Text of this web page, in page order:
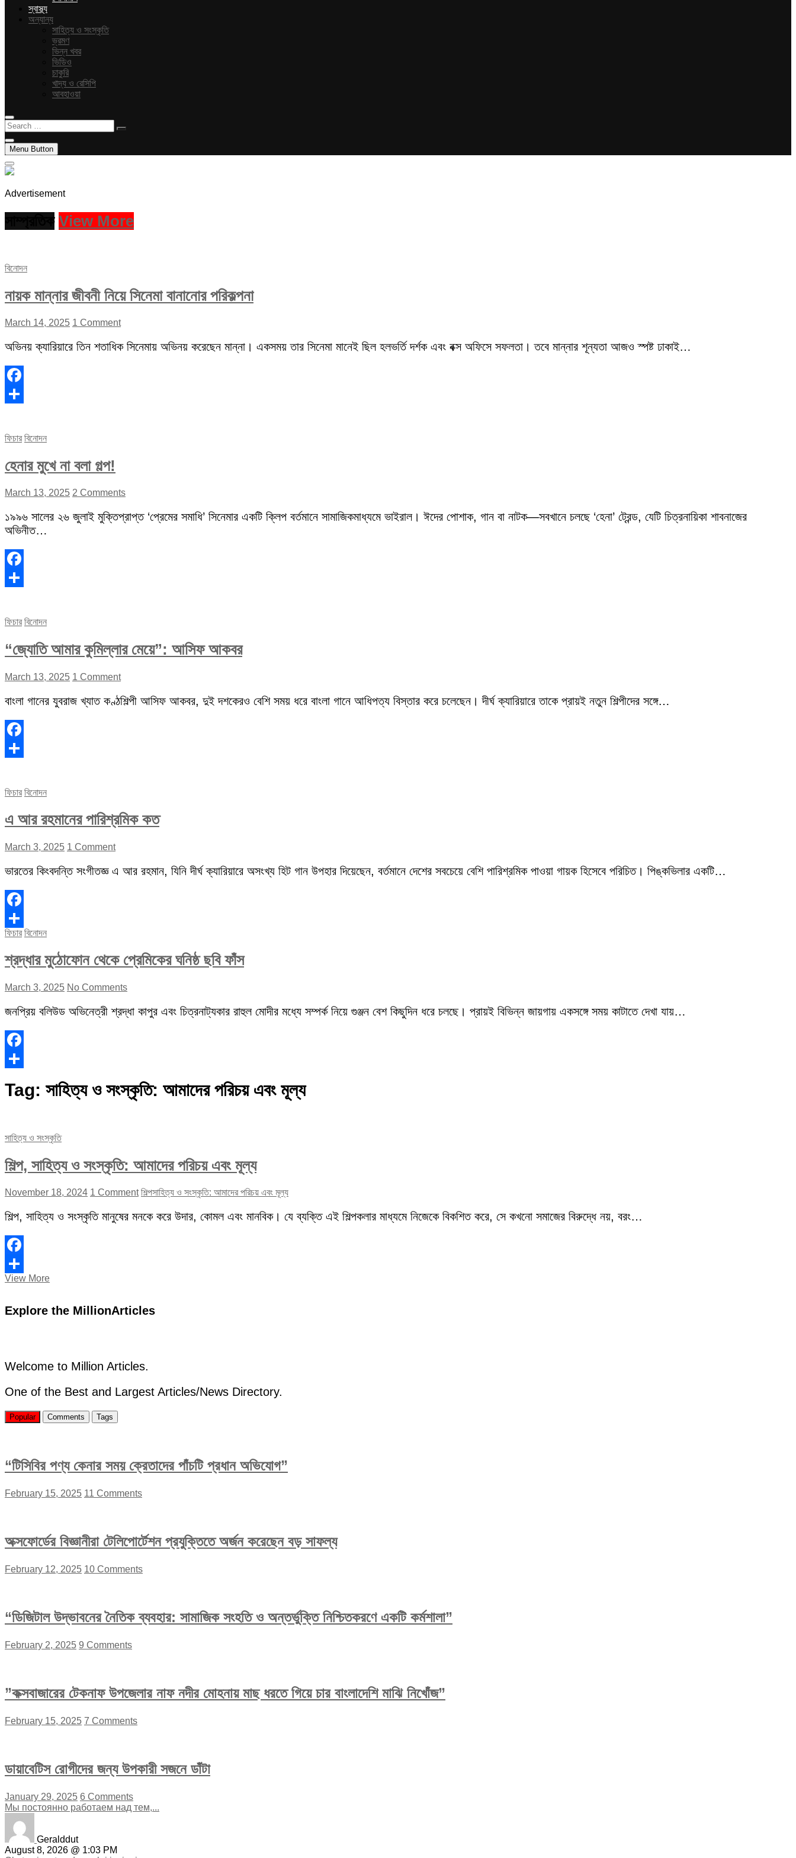
স্বাস্থ্য
অন্যান্য
সাহিত্য ও সংস্কৃতি
ভ্রমণ
ভিন্ন খবর
ভিডিও
চাকুরি
খাদ্য ও রেসিপি
আবহাওয়া
Search
…
Menu Button
Advertisement
View More
বিনোদন
নায়ক মান্নার জীবনী নিয়ে সিনেমা বানানোর পরিকল্পনা
March 14, 2025 1 Comment
অভিনয় ক্যারিয়ারে তিন শতাধিক সিনেমায় অভিনয় করেছেন মান্না। একসময় তার সিনেমা মানেই ছিল হলভর্তি দর্শক এবং বক্স অফিসে সফলতা। তবে মান্নার শূন্যতা আজও স্পষ্ট ঢাকাই…
Facebook
ফিচার বিনোদন
হেনার মুখে না বলা গল্প!
March 13, 2025 2 Comments
১৯৯৬ সালের ২৬ জুলাই মুক্তিপ্রাপ্ত ‘প্রেমের সমাধি’ সিনেমার একটি ক্লিপ বর্তমানে সামাজিকমাধ্যমে ভাইরাল। ঈদের পোশাক, গান বা নাটক—সবখানে চলছে ‘হেনা’ ট্রেন্ড, যেটি চিত্রনায়িকা শাবনাজের
অভিনীত…
Facebook
ফিচার বিনোদন
“জ্যোতি আমার কুমিল্লার মেয়ে”: আসিফ আকবর
March 13, 2025 1 Comment
বাংলা গানের যুবরাজ খ্যাত কণ্ঠশিল্পী আসিফ আকবর, দুই দশকেরও বেশি সময় ধরে বাংলা গানে আধিপত্য বিস্তার করে চলেছেন। দীর্ঘ ক্যারিয়ারে তাকে প্রায়ই নতুন শিল্পীদের সঙ্গে…
Facebook
ফিচার বিনোদন
এ আর রহমানের পারিশ্রমিক কত
March 3, 2025 1 Comment
ভারতের কিংবদন্তি সংগীতজ্ঞ এ আর রহমান, যিনি দীর্ঘ ক্যারিয়ারে অসংখ্য হিট গান উপহার দিয়েছেন, বর্তমানে দেশের সবচেয়ে বেশি পারিশ্রমিক পাওয়া গায়ক হিসেবে পরিচিত। পিঙ্কভিলার একটি…
Facebook
Share
ফিচার বিনোদন
শ্রদ্ধার মুঠোফোন থেকে প্রেমিকের ঘনিষ্ঠ ছবি ফাঁস
March 3, 2025 No Comments
জনপ্রিয় বলিউড অভিনেত্রী শ্রদ্ধা কাপুর এবং চিত্রনাট্যকার রাহুল মোদীর মধ্যে সম্পর্ক নিয়ে গুঞ্জন বেশ কিছুদিন ধরে চলছে। প্রায়ই বিভিন্ন জায়গায় একসঙ্গে সময় কাটাতে দেখা যায়…
Facebook
Tag: সাহিত্য ও সংস্কৃতি: আমাদের পরিচয় এবং মূল্য
সাহিত্য ও সংস্কৃতি
শিল্প, সাহিত্য ও সংস্কৃতি: আমাদের পরিচয় এবং মূল্য
November 18, 2024 1 Comment শিল্পসাহিত্য ও সংস্কৃতি: আমাদের পরিচয় এবং মূল্য
শিল্প, সাহিত্য ও সংস্কৃতি মানুষের মনকে করে উদার, কোমল এবং মানবিক। যে ব্যক্তি এই শিল্পকলার মাধ্যমে নিজেকে বিকশিত করে, সে কখনো সমাজের বিরুদ্ধে নয়, বরং…
Facebook
Share
View Moreশিল্প,
সংস্কৃতি:
Explore the MillionArticles
Welcome to Million Articles.
One of the Best and Largest Articles/News Directory.
Popular Comments Tags
“টিসিবির পণ্য কেনার সময় ক্রেতাদের পাঁচটি প্রধান অভিযোগ”
February 15, 2025 11 Comments
অক্সফোর্ডের বিজ্ঞানীরা টেলিপোর্টেশন প্রযুক্তিতে অর্জন করেছেন বড় সাফল্য
February 12, 2025 10 Comments
“ডিজিটাল উদ্ভাবনের নৈতিক ব্যবহার: সামাজিক সংহতি ও অন্তর্ভুক্তি নিশ্চিতকরণে একটি কর্মশালা”
February 2, 2025 9 Comments
”কক্সবাজারের টেকনাফ উপজেলার নাফ নদীর মোহনায় মাছ ধরতে গিয়ে চার বাংলাদেশি মাঝি নিখোঁজ”
February 15, 2025 7 Comments
ডায়াবেটিস রোগীদের জন্য উপকারী সজনে ডাঁটা
January 29, 2025 6 Comments
Мы постоянно работаем над тем,...
Geralddut
August 8, 2026 @ 1:03 PM